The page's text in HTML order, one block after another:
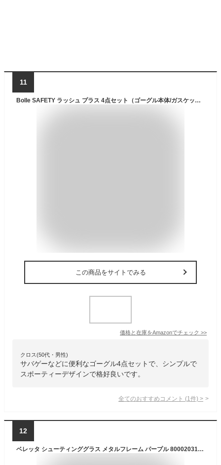
11
Bolle SAFETY ラッシュ プラス 4点セット（ゴーグル本体/ガスケットキット/セミハードケース/ELオリジナルメガネクロス） サバゲー グラス シューティング 保護 メガネ【国内正規品】 ((セミハードケース)ブラック/ウォルフグレー, レンズ：スモーク)
この商品をサイトでみる
価格と在庫をAmazonでチェック >>
クロス(50代・男性)
サバゲーなどに便利なゴーグル4点セットで、シンプルで
スポーティーデザインで格好良いです。
全てのおすすめコメント (1 件) >
12
ベレッタ シューティンググラス メタルフレーム パープル 800020316 OCA800020316